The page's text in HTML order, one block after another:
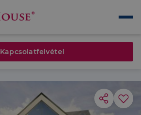
Kapcsolatfelvétel